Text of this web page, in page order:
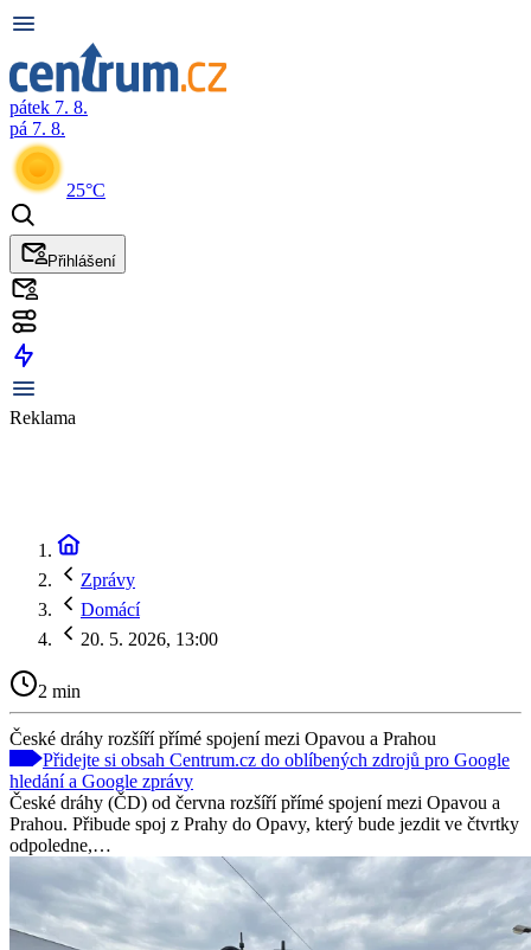
pátek 7. 8.
pá 7. 8.
25°C
Přihlášení
Reklama
Zprávy
Domácí
20. 5. 2026, 13:00
2 min
České dráhy rozšíří přímé spojení mezi Opavou a Prahou
Přidejte si obsah Centrum.cz do oblíbených zdrojů pro Google
hledání a Google zprávy
České dráhy (ČD) od června rozšíří přímé spojení mezi Opavou a
Prahou. Přibude spoj z Prahy do Opavy, který bude jezdit ve čtvrtky
odpoledne,…